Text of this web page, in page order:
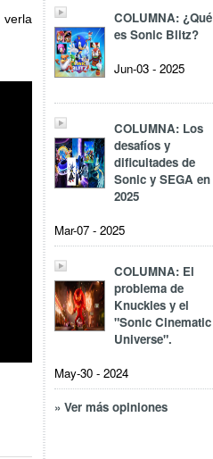
verla
COLUMNA: ¿Qué
es Sonic Blitz?
Jun-03 - 2025
COLUMNA: Los
desafíos y
dificultades de
Sonic y SEGA en
2025
Mar-07 - 2025
COLUMNA: El
problema de
Knuckles y el
"Sonic Cinematic
Universe".
May-30 - 2024
» Ver más opiniones